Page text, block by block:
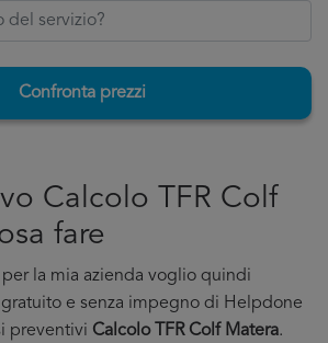
Confronta prezzi
Calcolo TFR Colf
fare
la mia azienda voglio quindi
e senza impegno di Helpdone
preventivi Calcolo TFR Colf Matera.